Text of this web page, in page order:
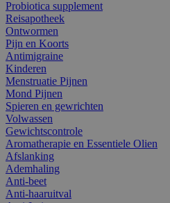
Probiotica supplement
Reisapotheek
Ontwormen
Pijn en Koorts
Antimigraine
Kinderen
Menstruatie Pijnen
Mond Pijnen
Spieren en gewrichten
Volwassen
Gewichtscontrole
Aromatherapie en Essentiele Olien
Afslanking
Ademhaling
Anti-beet
Anti-haaruitval